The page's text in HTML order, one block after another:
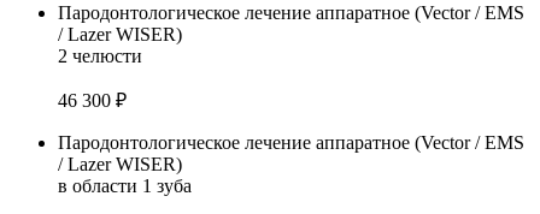
Пародонтологическое лечение аппаратное (Vector / EMS
/ Lazer WISER)
2 челюсти
46 300 ₽
Пародонтологическое лечение аппаратное (Vector / EMS
/ Lazer WISER)
в области 1 зуба